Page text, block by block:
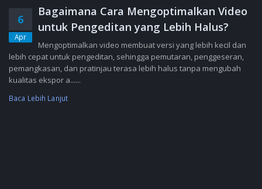
6
Apr
Bagaimana Cara Mengoptimalkan Video
untuk Pengeditan yang Lebih Halus?
Mengoptimalkan video membuat versi yang lebih kecil dan
lebih cepat untuk pengeditan, sehingga pemutaran, penggeseran,
pemangkasan, dan pratinjau terasa lebih halus tanpa mengubah
kualitas ekspor a......
Baca Lebih Lanjut